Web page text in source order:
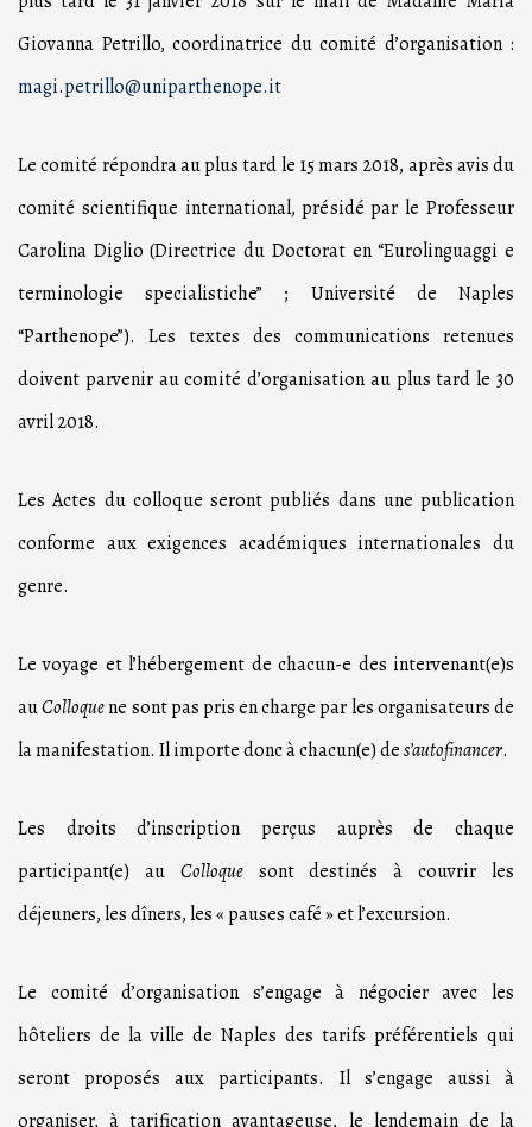
Giovanna Petrillo, coordinatrice du comité d’organisation :
magi.petrillo@uniparthenope.it
Le comité répondra au plus tard le 15 mars 2018, après avis du
comité scientifique international, présidé par le Professeur
Carolina Diglio (Directrice du Doctorat en “Eurolinguaggi e
terminologie specialistiche” ; Université de Naples
“Parthenope”). Les textes des communications retenues
doivent parvenir au comité d’organisation au plus tard le 30
avril 2018.
Les Actes du colloque seront publiés dans une publication
conforme aux exigences académiques internationales du
genre.
Le voyage et l’hébergement de chacun-e des intervenant(e)s
auColloquene sont pas pris en charge par les organisateurs de
la manifestation. Il importe donc à chacun(e) des’autofinancer.
Les droits d’inscription perçus auprès de chaque
participant(e) au Colloquesont destinés à couvrir les
déjeuners, les dîners, les « pauses café » et l’excursion.
Le comité d’organisation s’engage à négocier avec les
hôteliers de la ville de Naples des tarifs préférentiels qui
seront proposés aux participants. Il s’engage aussi à
organiser, à tarification avantageuse, le lendemain de la